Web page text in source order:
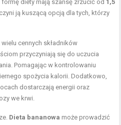
formę diety mają szansę zrzucić od 1,5
czyni ją kuszącą opcją dla tych, którzy
wielu cennych składników
przyczyniają się do uczucia
Pomagając w kontrolowaniu
spożycia kalorii. Dodatkowo,
dostarczają energii oraz
we krwi.
Dieta bananowa może prowadzić